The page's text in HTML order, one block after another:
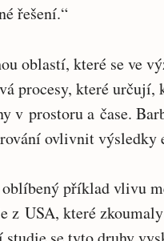
řešení.“
oblastí, které se ve
procesy, které
v prostoru a čase.
ovlivnit výsledky
příklad vlivu
z USA, které